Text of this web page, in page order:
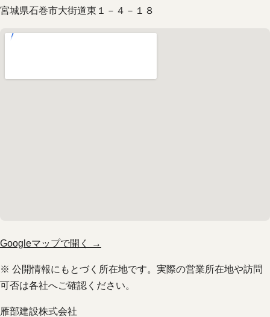
宮城県石巻市大街道東１－４－１８
Googleマップで開く →
※ 公開情報にもとづく所在地です。実際の営業所在地や訪問
可否は各社へご確認ください。
雁部建設株式会社